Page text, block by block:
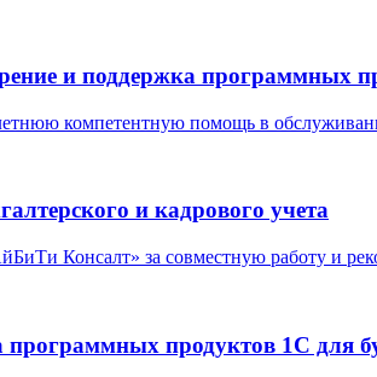
и поддержка программных
компетентную помощь в
и кадрового учета
Консалт» за совместную работу и
продуктов 1С для